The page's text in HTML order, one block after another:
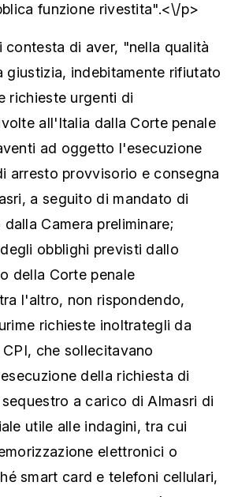
funzione rivestita".<\/p>
contesta di aver, "nella qualità
giustizia, indebitamente rifiutato
richieste urgenti di
all'Italia dalla Corte penale
ad oggetto l'esecuzione
arresto provvisorio e consegna
a seguito di mandato di
Camera preliminare;
obblighi previsti dallo
della Corte penale
l'altro, non rispondendo,
richieste inoltrategli da
che sollecitavano
della richiesta di
a carico di Almasri di
utile alle indagini, tra cui
elettronici o
smart card e telefoni cellulari,